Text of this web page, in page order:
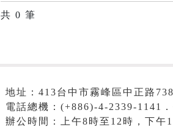
共 0 筆
地址：413台中市霧峰區中正路
電話總機：(+886)-4-2339-1141
辦公時間：上午8時至12時，下午